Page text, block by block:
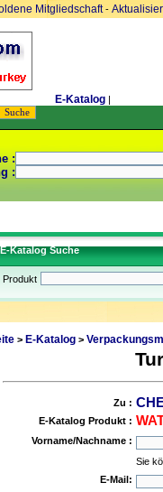
Mitgliedschaft-
E-Katalog |
:
:
E-Katalog Suche
Produkt
> E-Katalog>
Zu :
E-Katalog Produkt :
Vorname/Nachname :
Sie
E-Mail: